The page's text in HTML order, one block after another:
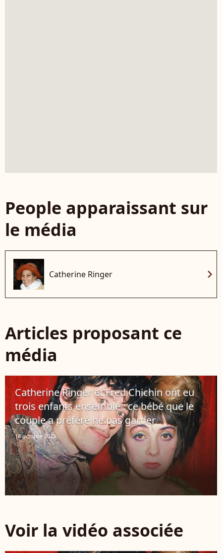
People apparaissant sur
le média
Catherine Ringer chevron_right
Articles proposant ce
média
Catherine Ringer et Fred Chichin ont eu
trois enfants ensemble : ce bébé que le
couple a préféré ne pas garder
18 octobre 2025
Voir la vidéo associée